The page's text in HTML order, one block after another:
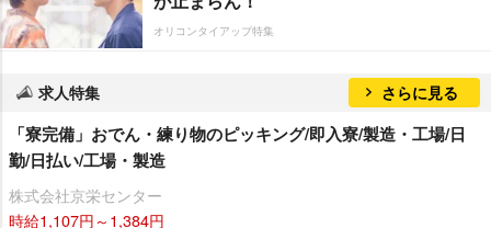
オリコンタイアップ特集
求人特集 さらに見る
「寮完備」おでん・練り物のピッキング/即入寮/製造・工場/日
勤/日払い/工場・製造
株式会社京栄センター
時給1,107円～1,384円